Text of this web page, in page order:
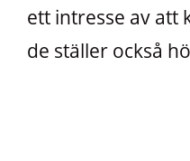
ett intresse av att
de ställer också